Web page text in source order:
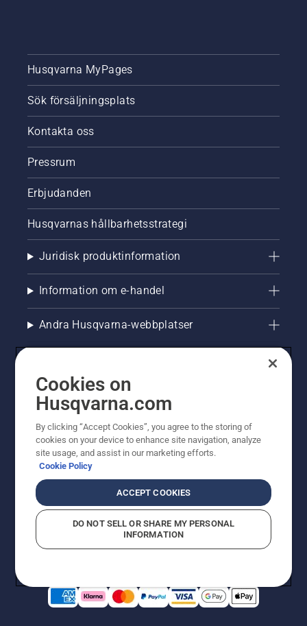
Husqvarna MyPages
Sök försäljningsplats
Kontakta oss
Pressrum
Erbjudanden
Husqvarnas hållbarhetsstrategi
Juridisk produktinformation
Information om e-handel
Andra Husqvarna-webbplatser
© Husqvarna AB (publ). All rights reserved. Priserna
som visas är rekommenderade cirkapriser. Alla angivna
priser är rekommenderade försäljningspriser (inkl.
moms) om inte produkten är tillgänglig för direkt köp.
CookiepolicyAnvändningsvillkor Sekretessmeddelande
Företagsinformation
Cookies on
Husqvarna.com
By clicking “Accept Cookies”, you agree to the storing of
cookies on your device to enhance site navigation, analyze
site usage, and assist in our marketing efforts.
Cookie Policy
ACCEPT COOKIES
DO NOT SELL OR SHARE MY PERSONAL
INFORMATION